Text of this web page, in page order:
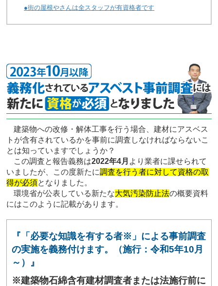
●街の屋根やさんは全スタッフが有資格者です
建築物への改修・解体工事を行う場合、建材にアスベス
トが含有されているかを事前に調査しなければならないこ
とは知っていますでしょうか？
この調査と報告義務は2022年4月 より業者に課せられて
いましたが、この度新たに調査を行う者に対して資格の取
得が必須となりました。
環境省が公表している新たな大気汚染防止法の概要資料
にはこのように記載があります。
『「必要な知識を有する者※」による事前調査
の実施を義務付けます。（施行：令和5年10月
～）』
※建築物石綿含有建材調査者または法施行前に